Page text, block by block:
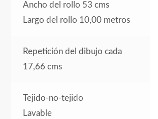
Ancho del rollo 53 cms
Largo del rollo 10,00 metros
Repetición del dibujo cada
17,66 cms
Tejido-no-tejido
Lavable